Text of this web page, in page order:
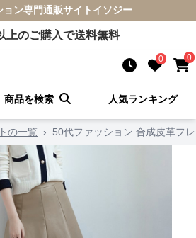
ョン専門通販サイト イソジー
上のご購入で送料無料
0 0
商品を検索 人気ランキング
の一覧 › 50代ファッション 合成皮革フ